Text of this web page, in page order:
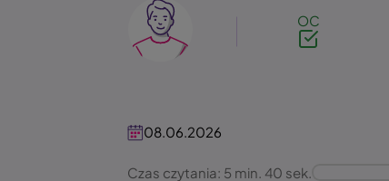
Image
OC
08.06.2026
Czas czytania: 5 min. 40 sek.